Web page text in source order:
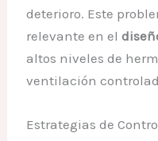
deterioro. Este
relevante en el
altos niveles de
ventilación
Estrategias de